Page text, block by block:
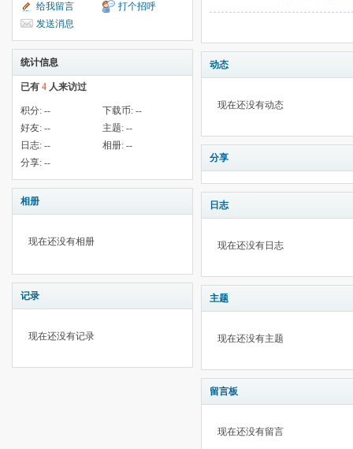
给我留言
打个招呼
发送消息
统计信息
已有 4 人来访过
积分: -- 下载币: --
好友: -- 主题: --
日志: -- 相册: --
分享: --
相册
现在还没有相册
记录
现在还没有记录
动态
现在还没有动态
分享
日志
现在还没有日志
主题
现在还没有主题
留言板
现在还没有留言